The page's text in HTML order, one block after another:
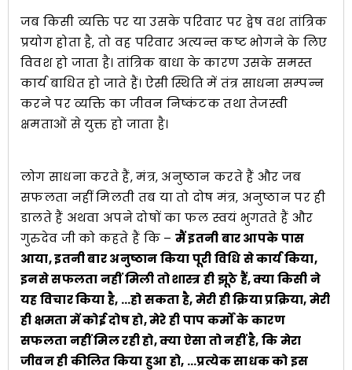
जब किसी व्यक्ति पर या उसके परिवार पर द्वेष वश तांत्रिक
प्रयोग होता है, तो वह परिवार अत्यन्त कष्ट भोगने के लिए
विवश हो जाता है। तांत्रिक बाधा के कारण उसके समस्त
कार्य बाधित हो जाते हैं। ऐसी स्थिति में तंत्र साधना सम्पन्न
करने पर व्यक्ति का जीवन निष्कंटक तथा तेजस्वी
क्षमताओं से युक्त हो जाता है।
लोग साधना करते हैं, मंत्र, अनुष्ठान करते हैं और जब
सफलता नहीं मिलती तब या तो दोष मंत्र, अनुष्ठान पर ही
डालते हैं अथवा अपने दोषों का फल स्वयं भुगतते हैं और
गुरुदेव जी को कहते हैं कि – मैं इतनी बार आपके पास
आया, इतनी बार अनुष्ठान किया पूरी विधि से कार्य किया,
इनसे सफलता नहीं मिली तो शास्त्र ही झूठे हैं, क्या किसी ने
यह विचार किया है, …हो सकता है, मेरी ही क्रिया प्रक्रिया, मेरी
ही क्षमता में कोई दोष हो, मेरे ही पाप कर्मों के कारण
सफलता नहीं मिल रही हो, क्या ऐसा तो नहीं है, कि मेरा
जीवन ही कीलित किया हुआ हो, …प्रत्येक साधक को इस